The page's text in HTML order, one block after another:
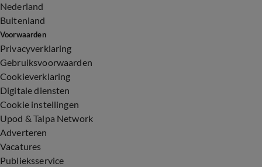
Nederland
Buitenland
Voorwaarden
Privacyverklaring
Gebruiksvoorwaarden
Cookieverklaring
Digitale diensten
Cookie instellingen
Upod & Talpa Network
Adverteren
Vacatures
Publieksservice